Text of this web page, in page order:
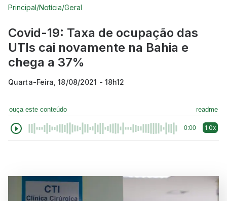
Principal/Notícia/Geral
Covid-19: Taxa de ocupação das
UTIs cai novamente na Bahia e
chega a 37%
Quarta-Feira, 18/08/2021 - 18h12
ouça este conteúdo readme
0:00 1.0x